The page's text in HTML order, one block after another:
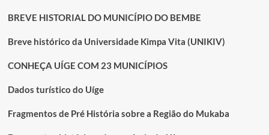
BREVE HISTORIAL DO MUNICÍPIO DO BEMBE
Breve histórico da Universidade Kimpa Vita (UNIKIV)
CONHEÇA UÍGE COM 23 MUNICÍPIOS
Dados turístico do Uíge
Fragmentos de Pré História sobre a Região do Mukaba